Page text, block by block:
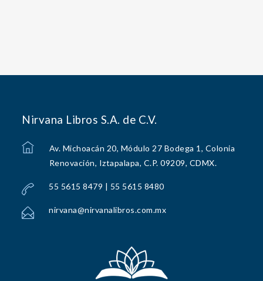
Nirvana Libros S.A. de C.V.
Av. Michoacán 20, Módulo 27 Bodega 1, Colonia
Renovación, Iztapalapa, C.P. 09209, CDMX.
55 5615 8479 | 55 5615 8480
nirvana@nirvanalibros.com.mx